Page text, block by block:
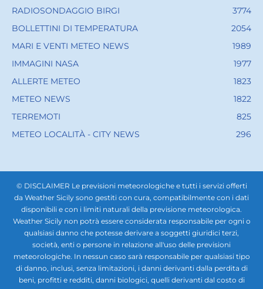
RADIOSONDAGGIO BIRGI
3774
BOLLETTINI DI TEMPERATURA
2054
MARI E VENTI METEO NEWS
1989
IMMAGINI NASA
1977
ALLERTE METEO
1823
METEO NEWS
1822
TERREMOTI
825
METEO LOCALITÀ - CITY NEWS
296
© DISCLAIMER Le previsioni meteorologiche e tutti i servizi offerti
da Weather Sicily sono gestiti con cura, compatibilmente con i dati
disponibili e con i limiti naturali della previsione meteorologica.
Weather Sicily non potrà essere considerata responsabile per ogni o
qualsiasi danno che potesse derivare a soggetti giuridici terzi,
società, enti o persone in relazione all'uso delle previsioni
meteorologiche. In nessun caso sarà responsabile per qualsiasi tipo
di danno, inclusi, senza limitazioni, i danni derivanti dalla perdita di
beni, profitti e redditi, danni biologici, quelli derivanti dal costo di